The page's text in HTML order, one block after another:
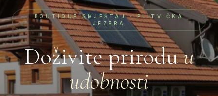
+385 91 502 3556
plitvicegreenvalley@gmail.com
BOUTIQUE SMJEŠTAJ · PLITVIČKA
JEZERA
Doživite priroduu
udobnosti